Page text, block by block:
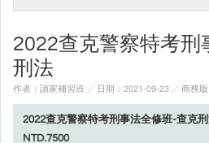
2022查克警察特考刑
刑法
作者：讀家補習班 ╱ 日期：2021-09-23 ╱ 商務版
2022查克警察特考刑事法全修班-查克
NTD.7500